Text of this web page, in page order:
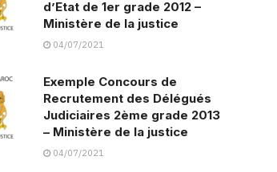
d’Etat de 1er grade 2012 –
Ministère de la justice
04/07/2021
Exemple Concours de
Recrutement des Délégués
Judiciaires 2ème grade 2013
– Ministère de la justice
04/07/2021